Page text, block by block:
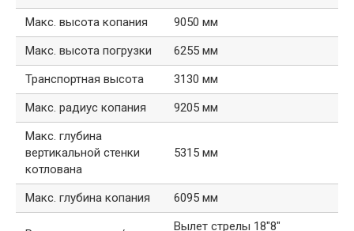
Макс. высота копания
9050 мм
Макс. высота погрузки
6255 мм
Транспортная высота
3130 мм
Макс. радиус копания
9205 мм
Макс. глубина
вертикальной стенки
котлована
5315 мм
Макс. глубина копания 6095 мм
Вылет стрелы 18″8″